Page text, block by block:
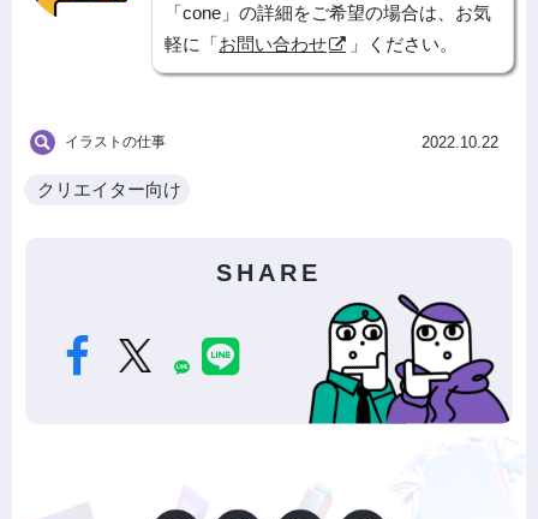
「cone」の詳細をご希望の場合は、お気
軽に「お問い合わせ 」ください。
イラストの仕事 2022.10.22
クリエイター向け
SHARE